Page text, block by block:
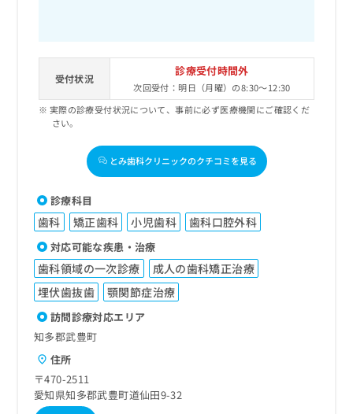
受付状況
診療受付時間外
次回受付：明日（月曜）の8:30～12:30
実際の診療受付状況について、事前に必ず医療機関にご確認くだ
さい。
とみ歯科クリニックのクチコミを見る
診療科目
歯科 矯正歯科 小児歯科 歯科口腔外科
対応可能な疾患・治療
歯科領域の一次診療
成人の歯科矯正治療
埋伏歯抜歯
顎関節症治療
訪問診療対応エリア
知多郡武豊町
住所
〒470-2511
愛知県知多郡武豊町道仙田9-32